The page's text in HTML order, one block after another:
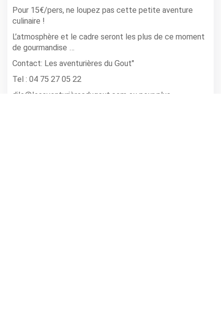
Pour 15€/pers, ne loupez pas cette petite aventure
culinaire !
L’atmosphère et le cadre seront les plus de ce moment
de gourmandise …
Contact: Les aventurières du Gout"
Tel : 04 75 27 05 22
dilo@lesaventurièresdugout.com ou pour plus